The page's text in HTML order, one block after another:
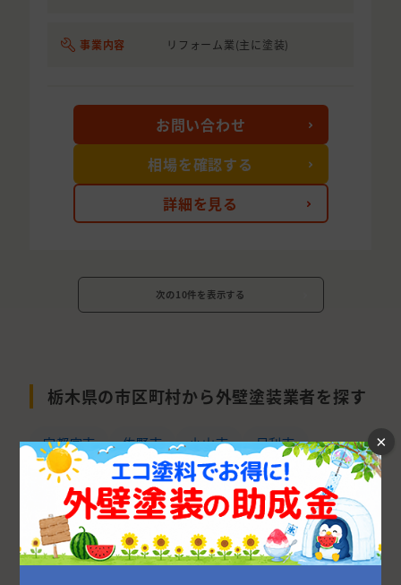
事業内容 リフォーム業(主に塗装)
詳細を見る
お問い合わせ
相場を確認する
次の10件を表示する
栃木県の市区町村から外壁塗装業者を探す
宇都宮市 佐野市 小山市
足利市
栃木市
河内郡 那須塩原市
下都賀郡
鹿沼市
さくら市 下野市
日光市
真岡市
大田原市 那須郡
芳賀郡
×